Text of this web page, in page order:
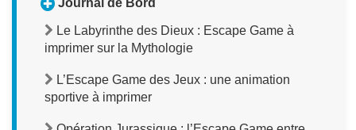
Journal de Bord
Le Labyrinthe des Dieux : Escape Game à
imprimer sur la Mythologie
L’Escape Game des Jeux : une animation
sportive à imprimer